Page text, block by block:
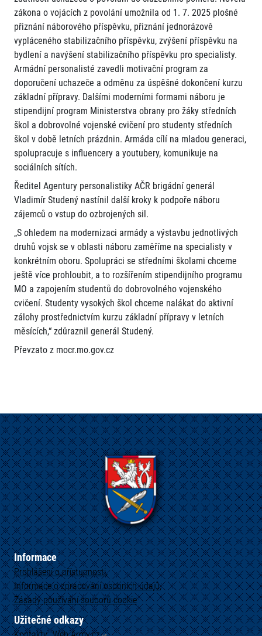
zákona o vojácích z povolání umožnila od 1. 7. 2025 plošné
přiznání náborového příspěvku, přiznání jednorázově
vypláceného stabilizačního příspěvku, zvýšení příspěvku na
bydlení a navýšení stabilizačního příspěvku pro specialisty.
Armádní personalisté zavedli motivační program za
doporučení uchazeče a odměnu za úspěšné dokončení kurzu
základní přípravy. Dalšími moderními formami náboru je
stipendijní program Ministerstva obrany pro žáky středních
škol a dobrovolné vojenské cvičení pro studenty středních
škol v době letních prázdnin. Armáda cílí na mladou generaci,
spolupracuje s influencery a youtubery, komunikuje na
sociálních sítích.
Ředitel Agentury personalistiky AČR brigádní generál
Vladimír Studený nastínil další kroky k podpoře náboru
zájemců o vstup do ozbrojených sil.
„S ohledem na modernizaci armády a výstavbu jednotlivých
druhů vojsk se v oblasti náboru zaměříme na specialisty v
konkrétním oboru. Spolupráci se středními školami chceme
ještě více prohloubit, a to rozšířením stipendijního programu
MO a zapojením studentů do dobrovolného vojenského
cvičení. Studenty vysokých škol chceme nalákat do aktivní
zálohy prostřednictvím kurzu základní přípravy v letních
měsících,“ zdůraznil generál Studený.
Převzato z mocr.mo.gov.cz
Informace
Prohlášení o přístupnosti
Informace o zpracování osobních údajů
Zásady používání souborů cookie
Užitečné odkazy